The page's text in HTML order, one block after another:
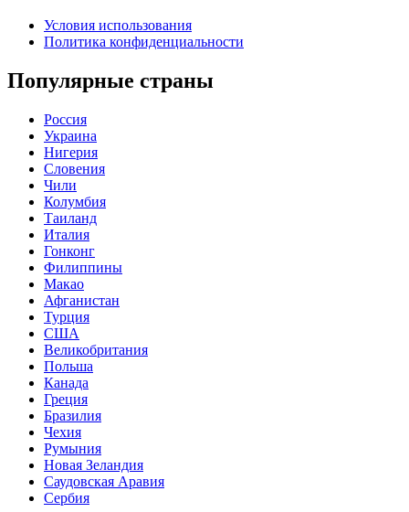
Условия использования
Политика конфиденциальности
Популярные страны
Россия
Украина
Нигерия
Словения
Чили
Колумбия
Таиланд
Италия
Гонконг
Филиппины
Макао
Афганистан
Турция
США
Великобритания
Польша
Канада
Греция
Бразилия
Чехия
Румыния
Новая Зеландия
Саудовская Аравия
Сербия